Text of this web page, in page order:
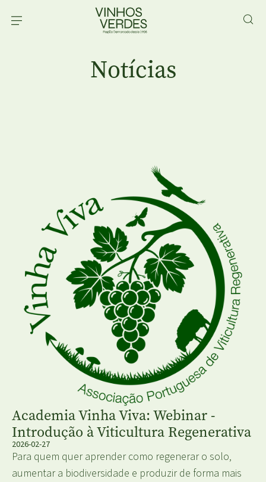
Notícias
Academia Vinha Viva: Webinar -
Introdução à Viticultura Regenerativa
2026-02-27
Para quem quer aprender como regenerar o solo,
aumentar a biodiversidade e produzir de forma mais